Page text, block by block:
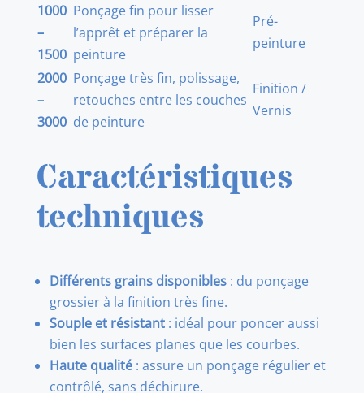
1000
–
1500
Ponçage fin pour lisser
l’apprêt et préparer la
peinture
Pré-
peinture
2000
–
3000
Ponçage très fin, polissage,
retouches entre les couches
de peinture
Finition /
Vernis
Caractéristiques
techniques
Différents grains disponibles: du ponçage
grossier à la finition très fine.
Souple et résistant: idéal pour poncer aussi
bien les surfaces planes que les courbes.
Haute qualité: assure un ponçage régulier et
contrôlé, sans déchirure.